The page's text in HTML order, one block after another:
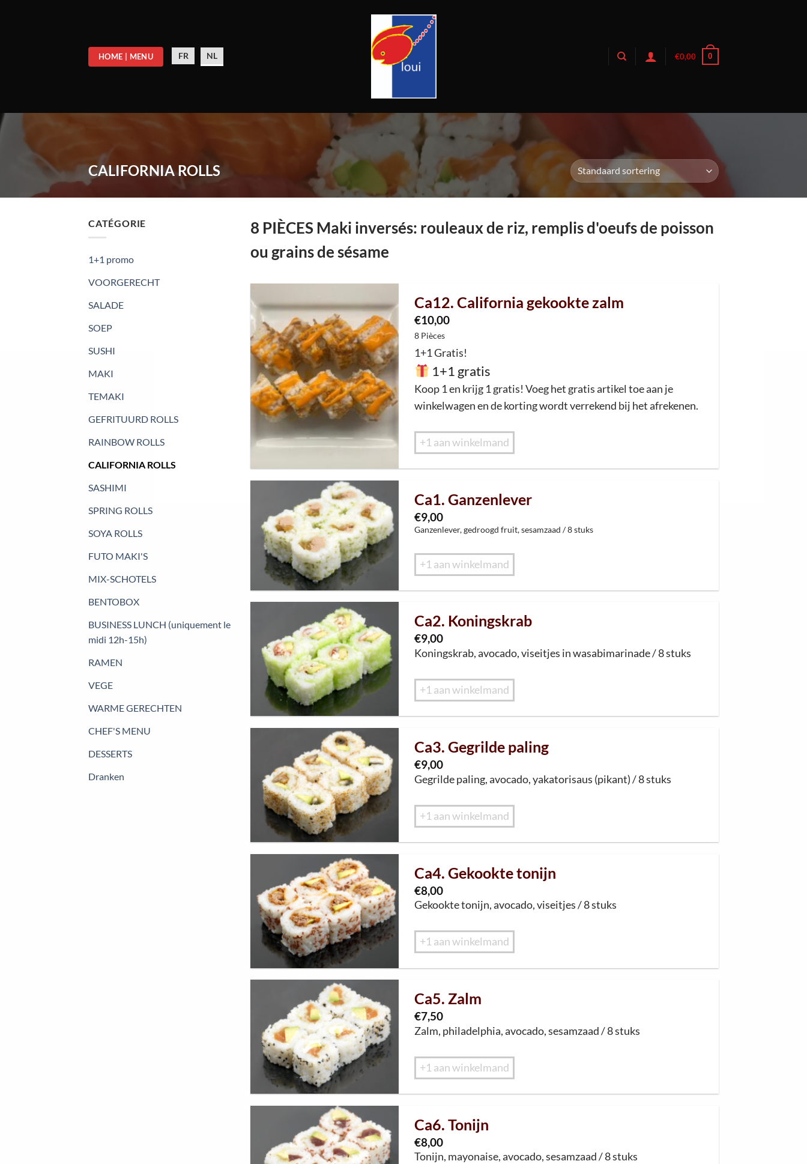
HOME | MENU FR NL €0,00 0
CALIFORNIA ROLLS
CATÉGORIE
1+1 promo
VOORGERECHT
SALADE
SOEP
SUSHI
MAKI
TEMAKI
GEFRITUURD ROLLS
RAINBOW ROLLS
CALIFORNIA ROLLS
SASHIMI
SPRING ROLLS
SOYA ROLLS
FUTO MAKI'S
MIX-SCHOTELS
BENTOBOX
BUSINESS LUNCH (uniquement le
midi 12h-15h)
RAMEN
VEGE
WARME GERECHTEN
CHEF'S MENU
DESSERTS
Dranken
8 PIÈCES Maki inversés: rouleaux de riz, remplis d'oeufs de poisson
ou grains de sésame
Ca12. California gekookte zalm
€10,00
8 Pièces
1+1 Gratis!
1+1 gratis
Koop 1 en krijg 1 gratis! Voeg het gratis artikel toe aan je
winkelwagen en de korting wordt verrekend bij het afrekenen.
+1 aan winkelmand
Ca1. Ganzenlever
€9,00
Ganzenlever, gedroogd fruit, sesamzaad / 8 stuks
+1 aan winkelmand
Ca2. Koningskrab
€9,00
Koningskrab,avocado,viseitjes inwasabimarinade / 8 stuks
+1 aan winkelmand
Ca3. Gegrilde paling
€9,00
Gegrildepaling,avocado,yakatorisaus (pikant) / 8 stuks
+1 aan winkelmand
Ca4. Gekookte tonijn
€8,00
Gekooktetonijn,avocado, viseitjes / 8 stuks
+1 aan winkelmand
Ca5. Zalm
€7,50
Zalm, philadelphia,avocado,sesamzaad / 8 stuks
+1 aan winkelmand
Ca6. Tonijn
€8,00
Tonijn, mayonaise, avocado,sesamzaad / 8 stuks